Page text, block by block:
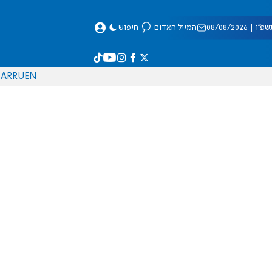
08/2026 המייל האדום חיפוש
EN
RU
AR